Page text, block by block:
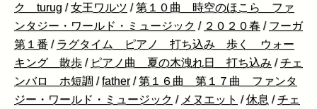
ク turug /女王ワルツ /第１０曲 時空のほこら ファ
ンタジー・ワールド・ミュージック / ２０２０春 / フーガ
第１番 / ラグタイム ピアノ 打ち込み 歩く ウォー
キング 散歩 / ピアノ曲 夏の木洩れ日 打ち込み /チェ
ンバロ ホ短調 /father /第１６曲 第１７曲 ファンタ
ジー・ワールド・ミュージック / メヌエット /休息 /チェ